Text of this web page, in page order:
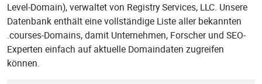
Level-Domain), verwaltet von Registry Services, LLC. Unsere
Datenbank enthält eine vollständige Liste aller bekannten
.courses-Domains, damit Unternehmen, Forscher und SEO-
Experten einfach auf aktuelle Domaindaten zugreifen
können.